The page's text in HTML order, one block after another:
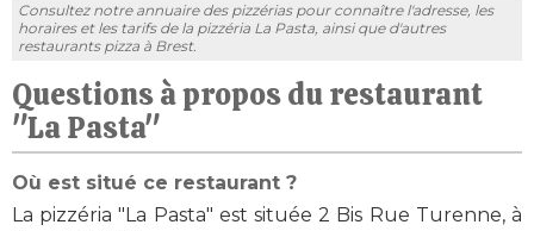
Consultez notre annuaire des pizzérias pour connaître l'adresse, les
horaires et les tarifs de la pizzéria La Pasta, ainsi que d'autres
restaurants pizza à Brest.
Questions à propos du restaurant
"La Pasta"
Où est situé ce restaurant ?
La pizzéria "La Pasta" est située 2 Bis Rue Turenne, à